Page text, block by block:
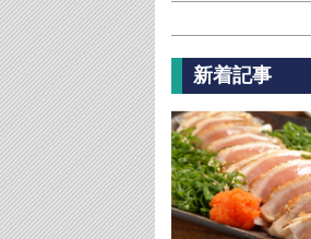
新着記事